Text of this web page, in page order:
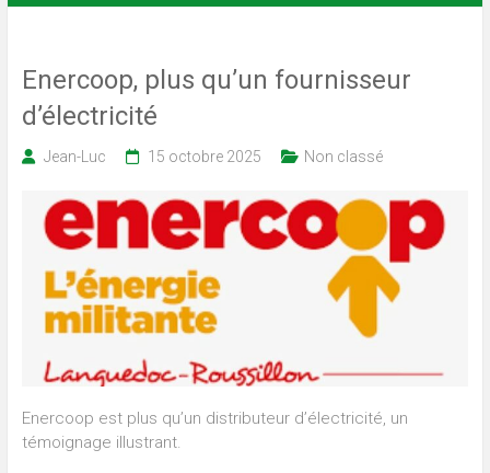
Enercoop, plus qu’un fournisseur
d’électricité
Jean-Luc 15 octobre 2025 Non classé
Enercoop est plus qu’un distributeur d’électricité, un
témoignage illustrant.